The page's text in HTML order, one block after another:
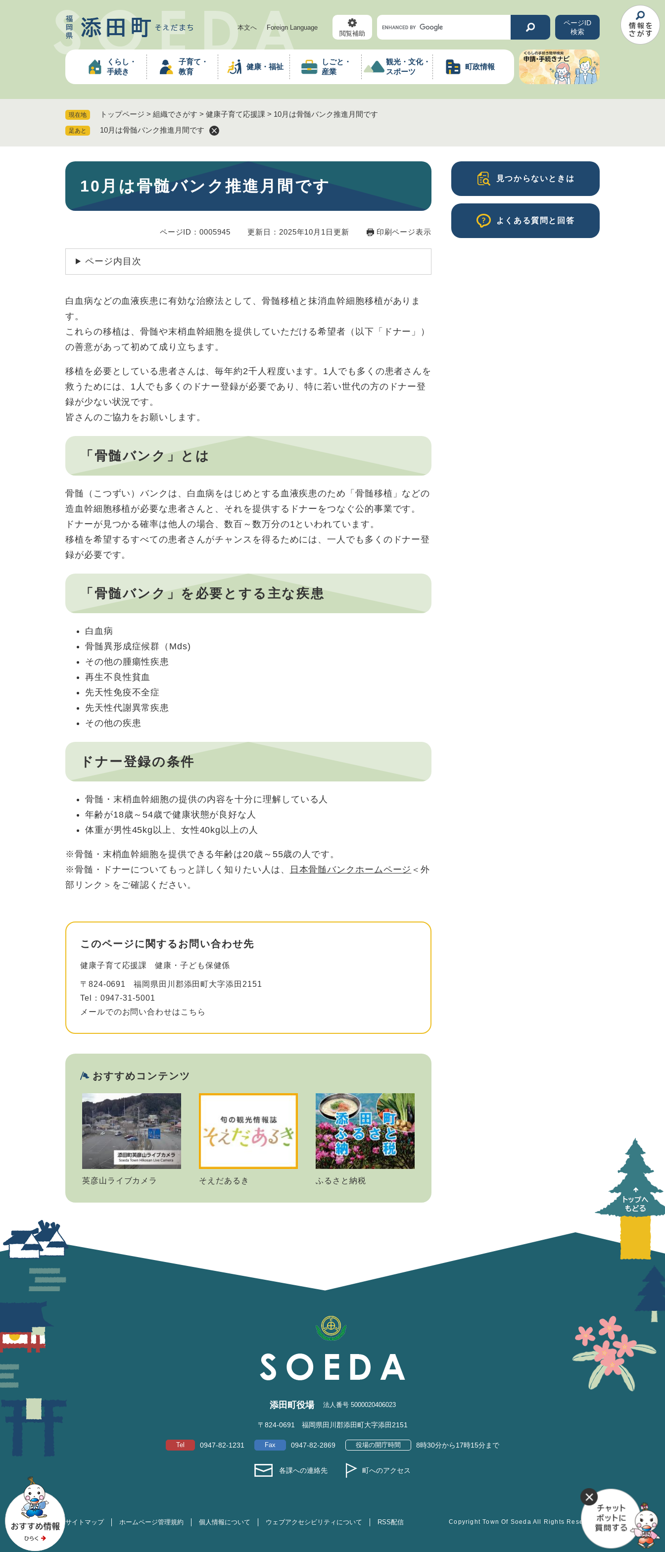
。
本文へ
Foreign Language
閲覧補助
キ
ド
ページID
検索
くらし・
手続き
子育て・
教育
健康・福祉
しごと・
産業
観光・文化・
スポーツ
町政情報
現在地 トップページ > 組織でさがす > 健康子育て応援課 > 10月は骨髄バンク推進月間です
足あと 10月は骨髄バンク推進月間です
本
10月は骨髄バンク推進月間です
ページID：0005945 更新日：2025年10月1日更新 印刷ページ表示
ページ内目次
白血病などの血液疾患に有効な治療法として、骨髄移植と抹消血幹細胞移植がありま
す。
これらの移植は、骨髄や末梢血幹細胞を提供していただける希望者（以下「ドナー」）
の善意があって初めて成り立ちます。
移植を必要としている患者さんは、毎年約2千人程度います。1人でも多くの患者さんを
救うためには、1人でも多くのドナー登録が必要であり、特に若い世代の方のドナー登
録が少ない状況です。
皆さんのご協力をお願いします。
「骨髄バンク」とは
骨髄（こつずい）バンクは、白血病をはじめとする血液疾患のため「骨髄移植」などの
造血幹細胞移植が必要な患者さんと、それを提供するドナーをつなぐ公的事業です。
ドナーが見つかる確率は他人の場合、数百～数万分の1といわれています。
移植を希望するすべての患者さんがチャンスを得るためには、一人でも多くのドナー登
録が必要です。
「骨髄バンク」を必要とする主な疾患
白血病
骨髄異形成症候群（Mds)
その他の腫瘍性疾患
再生不良性貧血
先天性免疫不全症
先天性代謝異常疾患
その他の疾患
ドナー登録の条件
骨髄・末梢血幹細胞の提供の内容を十分に理解している人
年齢が18歳～54歳で健康状態が良好な人
体重が男性45kg以上、女性40kg以上の人
※骨髄・末梢血幹細胞を提供できる年齢は20歳～55歳の人です。
※骨髄・ドナーについてもっと詳しく知りたい人は、
日本骨髄バンクホームページ ＜外
部リンク＞ をご確認ください。
このページに関するお問い合わせ先
健康子育て応援課 健康・子ども保健係
〒824-0691
福岡県田川郡添田町大字添田2151
Tel：0947-31-5001
メールでのお問い合わせはこちら
おすすめコンテンツ
英彦山ライブカメラ そえだあるき ふるさと納税
見つからないときは
よくある質問と回答
添田町役場 法人番号 5000020406023
〒824-0691 福岡県田川郡添田町大字添田2151
Tel 0947-82-1231 Fax 0947-82-2869 役場の開庁時間 8時30分から17時15分まで
各課への連絡先 町へのアクセス
サイトマップ ホームページ管理規約 個人情報について ウェブアクセシビリティについて RSS配信 Copyright Town Of Soeda All Rights Reserved.